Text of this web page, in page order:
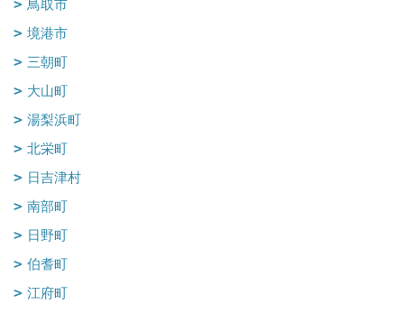
鳥取市
境港市
三朝町
大山町
湯梨浜町
北栄町
日吉津村
南部町
日野町
伯耆町
江府町